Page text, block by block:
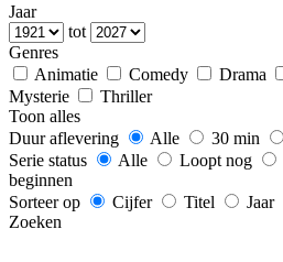
Jaar
tot
Genres
Animatie
Comedy Drama
Mysterie
Thriller
Toon alles
Duur aflevering
Alle 30 min
Serie status
Alle Loopt nog
beginnen
Sorteer op
Cijfer Titel
Jaar
Zoeken